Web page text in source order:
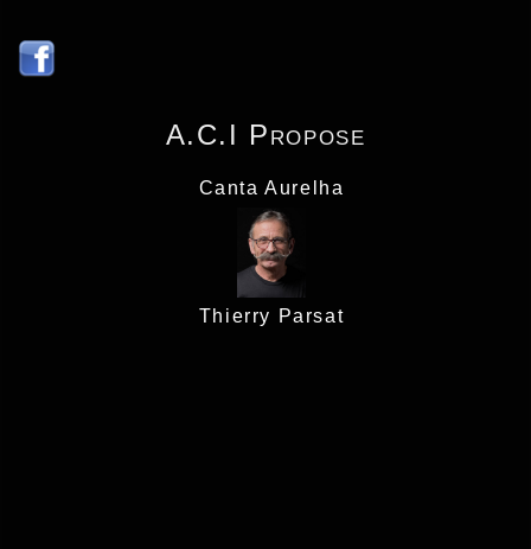
A.C.I Propose
Canta Aurelha
Thierry Parsat